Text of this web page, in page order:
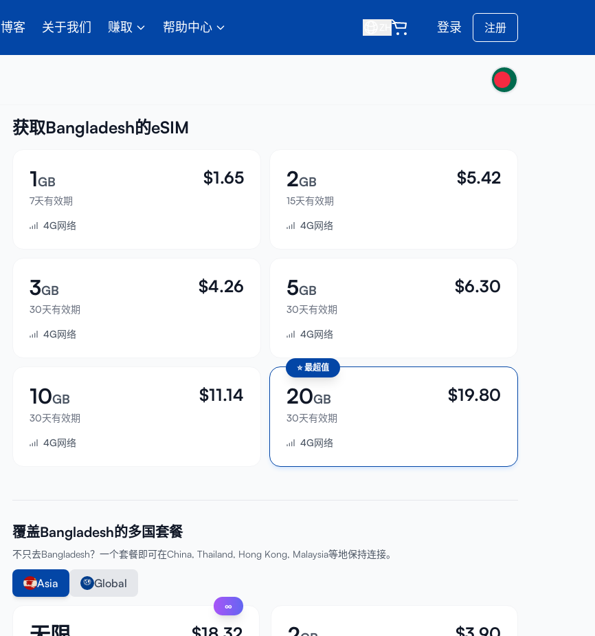
博客 关于我们 赚取 帮助中心 登录 注册
获取Bangladesh的eSIM
1GB
7天有效期
$1.65
4G网络
2GB
15天有效期
$5.42
4G网络
3GB
30天有效期
$4.26
4G网络
5GB
30天有效期
$6.30
4G网络
10GB
30天有效期
$11.14
4G网络
⭐最超值
20GB
30天有效期
$19.80
4G网络
覆盖Bangladesh的多国套餐
不只去Bangladesh？一个套餐即可在China, Thailand, Hong Kong, Malaysia等地保持连接。
Asia Global
∞